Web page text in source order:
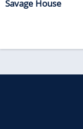
Savage House